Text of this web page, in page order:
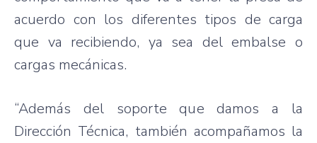
acuerdo con los diferentes tipos de carga
que va recibiendo, ya sea del embalse o
cargas mecánicas.
“Además del soporte que damos a la
Dirección Técnica, también acompañamos la